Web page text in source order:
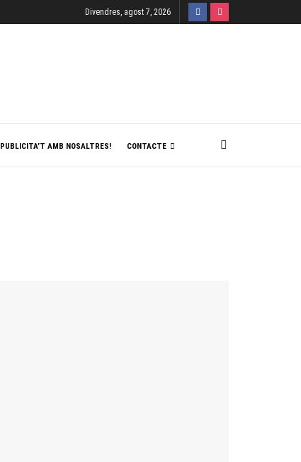
Divendres, agost 7, 2026
PUBLICITA’T AMB NOSALTRES! CONTACTE